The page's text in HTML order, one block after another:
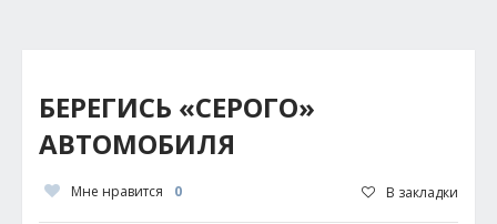
БЕРЕГИСЬ «СЕРОГО»
АВТОМОБИЛЯ
Мне нравится 0 В закладки